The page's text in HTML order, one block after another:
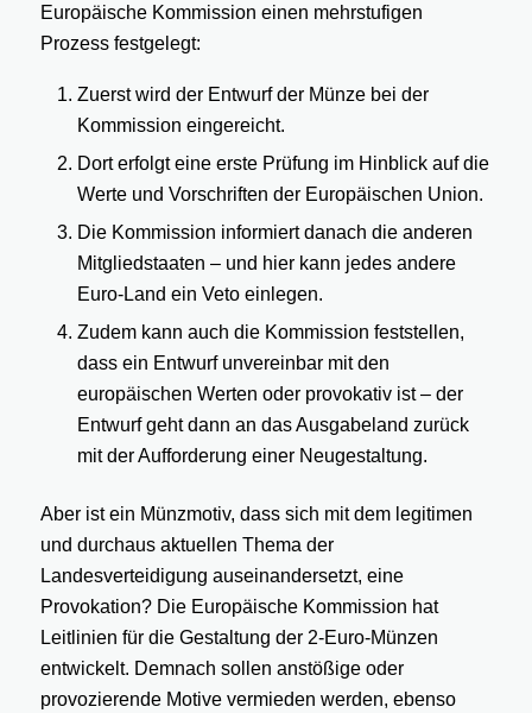
Europäische Kommission einen mehrstufigen
Prozess festgelegt:
Zuerst wird der Entwurf der Münze bei der
Kommission eingereicht.
Dort erfolgt eine erste Prüfung im Hinblick auf die
Werte und Vorschriften der Europäischen Union.
Die Kommission informiert danach die anderen
Mitgliedstaaten – und hier kann jedes andere
Euro-Land ein Veto einlegen.
Zudem kann auch die Kommission feststellen,
dass ein Entwurf unvereinbar mit den
europäischen Werten oder provokativ ist – der
Entwurf geht dann an das Ausgabeland zurück
mit der Aufforderung einer Neugestaltung.
Aber ist ein Münzmotiv, dass sich mit dem legitimen
und durchaus aktuellen Thema der
Landesverteidigung auseinandersetzt, eine
Provokation? Die Europäische Kommission hat
Leitlinien für die Gestaltung der 2-Euro-Münzen
entwickelt. Demnach sollen anstößige oder
provozierende Motive vermieden werden, ebenso